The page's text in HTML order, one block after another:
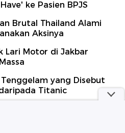
ke Pasien BPJS
Brutal Thailand Alami
Aksinya
Lari Motor di Jakbar
yang Disebut
Titanic